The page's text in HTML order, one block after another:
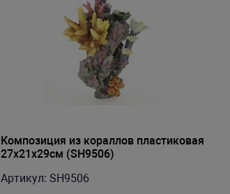
Композиция из кораллов пластиковая
27x21x29см (SH9506)
Артикул: SH9506